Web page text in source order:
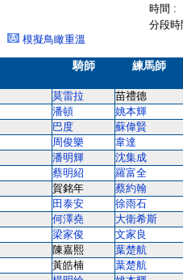
時間 :
分段
模擬鳥瞰重溫
騎師 練馬師
莫雷拉 苗禮德
潘頓 姚本輝
巴度 蘇偉賢
周俊樂 韋達
潘明輝 沈集成
蔡明紹 羅富全
賀銘年 蔡約翰
田泰安 徐雨石
何澤堯 大衛希斯
梁家俊 文家良
陳嘉熙 葉楚航
黃皓楠 葉楚航